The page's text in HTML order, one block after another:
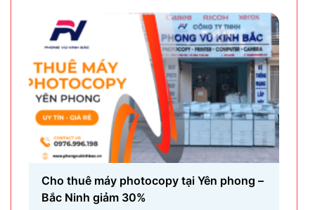
Cho thuê máy photocopy tại Yên phong –
Bắc Ninh giảm 30%